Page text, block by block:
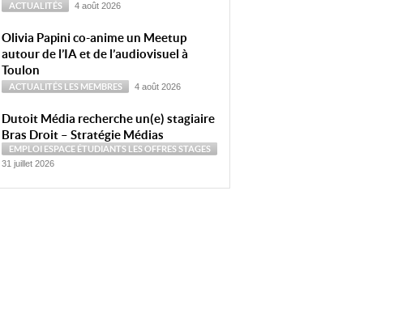
ACTUALITÉS 4 août 2026
Olivia Papini co-anime un Meetup
autour de l’IA et de l’audiovisuel à
Toulon
ACTUALITÉS LES MEMBRES 4 août 2026
Dutoit Média recherche un(e) stagiaire
Bras Droit – Stratégie Médias
EMPLOI ESPACE ÉTUDIANTS LES OFFRESSTAGES
31 juillet 2026